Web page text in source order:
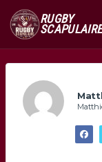
RUGBY
SCAPULAIRE